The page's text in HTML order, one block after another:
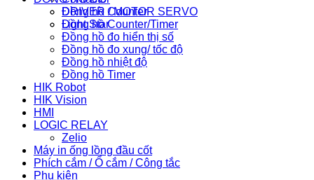
DRIVER / MOTOR SERVO
Light Star
Đồng hồ Counter
Đồng hồ Counter/Timer
Đồng hồ đo hiển thị số
Đồng hồ đo xung/ tốc độ
Đồng hồ nhiệt độ
Đồng hồ Timer
HIK Robot
HIK Vision
HMI
LOGIC RELAY
Zelio
Máy in ống lồng đầu cốt
Phích cắm / Ổ cắm / Công tắc
Phụ kiện